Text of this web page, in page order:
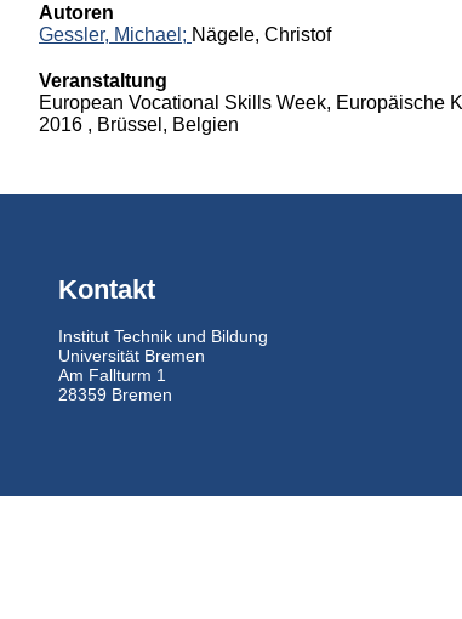
Autoren
Gessler, Michael; Nägele, Christof
Veranstaltung
European Vocational Skills Week, Europäische
2016 , Brüssel, Belgien
Kontakt
Institut Technik und Bildung
Universität Bremen
Am Fallturm 1
28359 Bremen